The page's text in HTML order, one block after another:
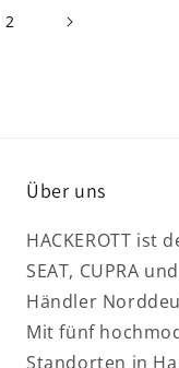
2
Über uns
HACKEROTT ist
SEAT, CUPRA
Händler
Mit fünf
Standorten in